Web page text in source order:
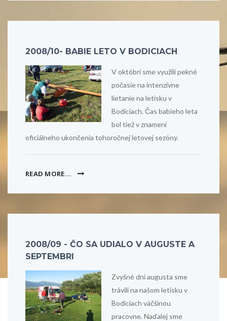
2008/10- BABIE LETO V BODICIACH
V októbri sme využili pekné
počasie na intenzívne
lietanie na letisku v
Bodiciach. Čas babieho leta
bol tiež v znamení
oficiálneho ukončenia tohoročnej letovej sezóny.
READ MORE...
2008/09 - ČO SA UDIALO V AUGUSTE A
SEPTEMBRI
Zvyšné dni augusta sme
trávili na našom letisku v
Bodiciach väčšinou
pracovne. Naďalej sme